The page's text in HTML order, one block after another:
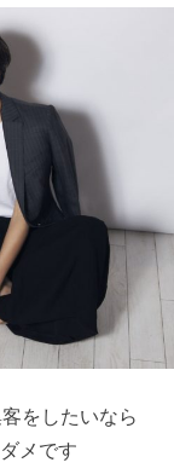
をしたいなら
メです